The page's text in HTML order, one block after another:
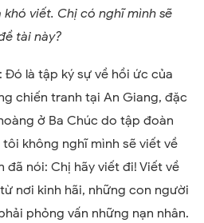
viết. Chị có nghĩ mình sẽ
tài này?
: Đó là tập ký sự về hồi ức của
chiến tranh tại An Giang, đặc
ở Ba Chúc do tập đoàn
tôi không nghĩ mình sẽ viết về
nói: Chị hãy viết đi! Viết về
nơi kinh hãi, những con người
phỏng vấn những nạn nhân.